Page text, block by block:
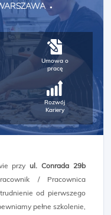
Umowa o
pracę
Rozwój
Kariery
przy ul. Conrada 29b
/ Pracownica
od pierwszego
pełne szkolenie,